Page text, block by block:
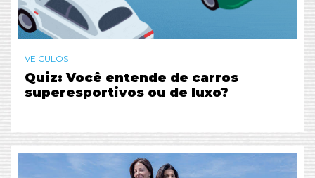
VEÍCULOS
Quiz: Você entende de carros
superesportivos ou de luxo?